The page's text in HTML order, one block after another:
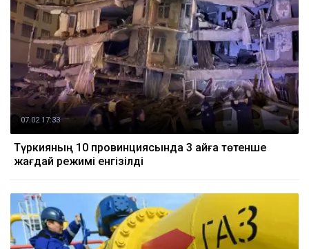
07.02 17:33
Түркияның 10 провинциясында 3 айға төтенше
жағдай режимі енгізілді